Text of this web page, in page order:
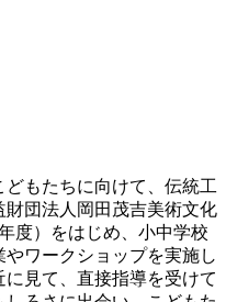
もたちに向けて、伝統工
団法人岡田茂吉美術文化
度）をはじめ、小中学校
ワークショップを実施し
見て、直接指導を受けて